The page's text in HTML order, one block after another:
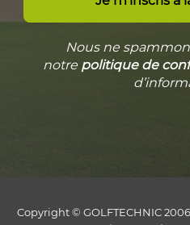
Nous ne
notre politique de
Copyright © GOLFTECHNIC